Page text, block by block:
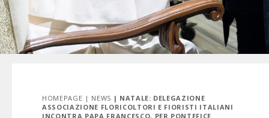
HOMEPAGE | NEWS | NATALE: DELEGAZIONE
ASSOCIAZIONE FLORICOLTORI E FIORISTI ITALIANI
INCONTRA PAPA FRANCESCO, PER PONTEFICE